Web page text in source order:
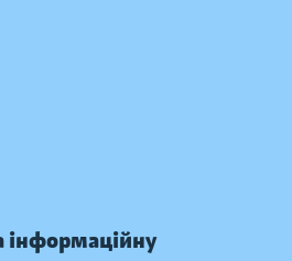
інформаційну